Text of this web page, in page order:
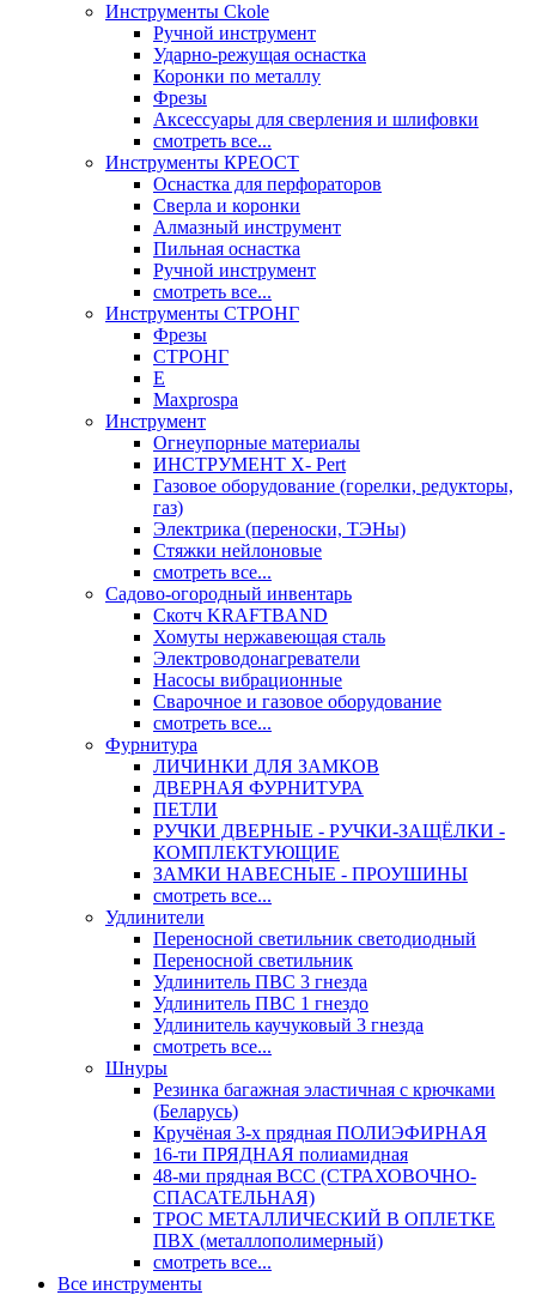
Инструменты Ckole
Ручной инструмент
Ударно‑режущая оснастка
Коронки по металлу
Фрезы
Аксессуары для сверления и шлифовки
смотреть все...
Инструменты КРЕОСТ
Оснастка для перфораторов
Сверла и коронки
Алмазный инструмент
Пильная оснастка
Ручной инструмент
смотреть все...
Инструменты СТРОНГ
Фрезы
СТРОНГ
Е
Maxprospa
Инструмент
Огнеупорные материалы
ИНСТРУМЕНТ X- Pert
Газовое оборудование (горелки, редукторы,
газ)
Электрика (переноски, ТЭНы)
Стяжки нейлоновые
смотреть все...
Садово-огородный инвентарь
Скотч KRAFTBAND
Хомуты нержавеющая сталь
Электроводонагреватели
Насосы вибрационные
Сварочное и газовое оборудование
смотреть все...
Фурнитура
ЛИЧИНКИ ДЛЯ ЗАМКОВ
ДВЕРНАЯ ФУРНИТУРА
ПЕТЛИ
РУЧКИ ДВЕРНЫЕ - РУЧКИ-ЗАЩЁЛКИ -
КОМПЛЕКТУЮЩИЕ
ЗАМКИ НАВЕСНЫЕ - ПРОУШИНЫ
смотреть все...
Удлинители
Переносной светильник светодиодный
Переносной светильник
Удлинитель ПВС 3 гнезда
Удлинитель ПВС 1 гнездо
Удлинитель каучуковый 3 гнезда
смотреть все...
Шнуры
Резинка багажная эластичная с крючками
(Беларусь)
Кручёная 3-х прядная ПОЛИЭФИРНАЯ
16-ти ПРЯДНАЯ полиамидная
48-ми прядная ВСС (СТРАХОВОЧНО-
СПАСАТЕЛЬНАЯ)
ТРОС МЕТАЛЛИЧЕСКИЙ В ОПЛЕТКЕ
ПВХ (металлополимерный)
смотреть все...
Все инструменты